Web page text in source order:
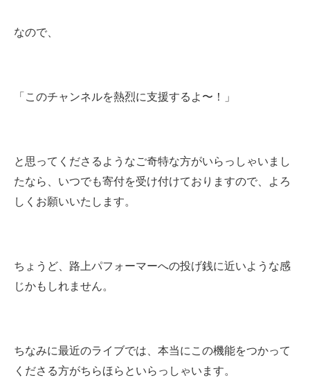
なので、
「このチャンネルを熱烈に支援するよ〜！」
と思ってくださるようなご奇特な方がいらっしゃいまし
たなら、いつでも寄付を受け付けておりますので、よろ
しくお願いいたします。
ちょうど、路上パフォーマーへの投げ銭に近いような感
じかもしれません。
ちなみに最近のライブでは、本当にこの機能をつかって
くださる方がちらほらといらっしゃいます。